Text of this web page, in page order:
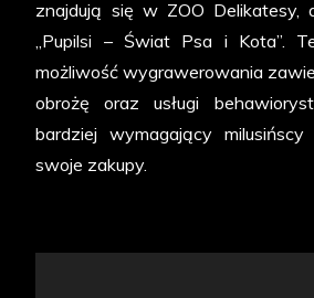
znajdują się w ZOO Delikatesy,
„Pupilsi – Świat Psa i Kota”.
możliwość wygrawerowania
obrożę oraz usługi
bardziej wymagający
swoje zakupy.